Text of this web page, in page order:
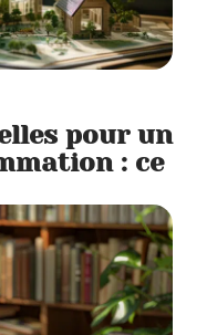
pour un
: ce